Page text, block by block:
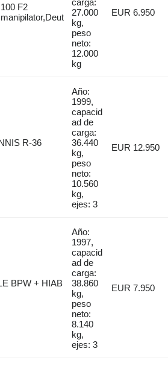
F2
carga:
27.000
kg,
peso
neto:
12.000
kg
EUR 6.950
R-36
Año:
1999,
capacid
ad de
carga:
36.440
kg,
peso
neto:
10.560
kg,
ejes: 3
EUR 12.950
BPW + HIAB
Año:
1997,
capacid
ad de
carga:
38.860
kg,
peso
neto:
8.140
kg,
ejes: 3
EUR 7.950